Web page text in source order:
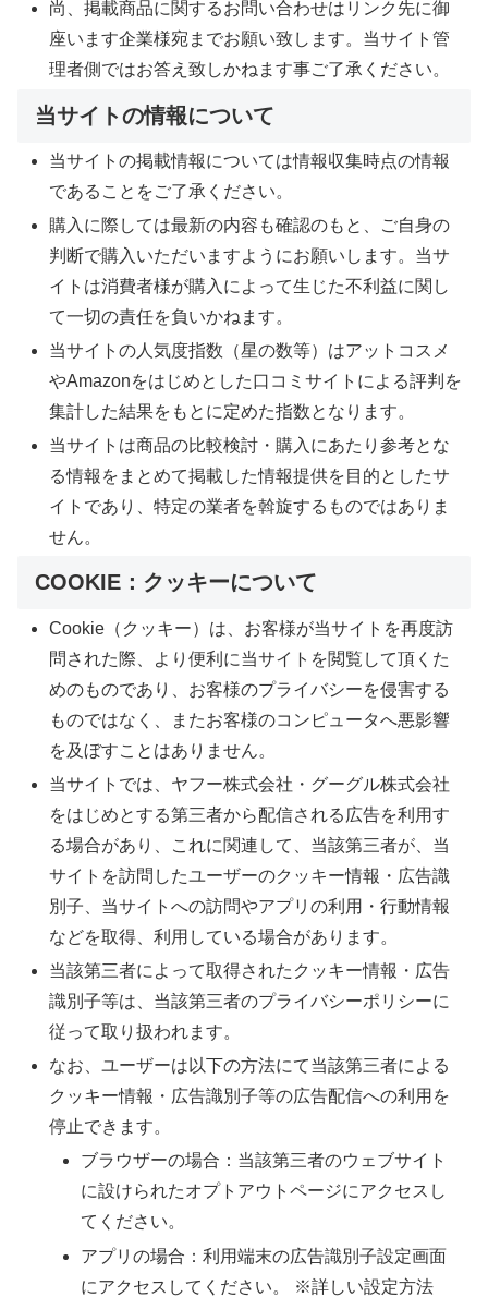
尚、掲載商品に関するお問い合わせはリンク先に御
座います企業様宛までお願い致します。当サイト管
理者側ではお答え致しかねます事ご了承ください。
当サイトの情報について
当サイトの掲載情報については情報収集時点の情報
であることをご了承ください。
購入に際しては最新の内容も確認のもと、ご自身の
判断で購入いただいますようにお願いします。当サ
イトは消費者様が購入によって生じた不利益に関し
て一切の責任を負いかねます。
当サイトの人気度指数（星の数等）はアットコスメ
やAmazonをはじめとした口コミサイトによる評判を
集計した結果をもとに定めた指数となります。
当サイトは商品の比較検討・購入にあたり参考とな
る情報をまとめて掲載した情報提供を目的としたサ
イトであり、特定の業者を斡旋するものではありま
せん。
COOKIE：クッキーについて
Cookie（クッキー）は、お客様が当サイトを再度訪
問された際、より便利に当サイトを閲覧して頂くた
めのものであり、お客様のプライバシーを侵害する
ものではなく、またお客様のコンピュータへ悪影響
を及ぼすことはありません。
当サイトでは、ヤフー株式会社・グーグル株式会社
をはじめとする第三者から配信される広告を利用す
る場合があり、これに関連して、当該第三者が、当
サイトを訪問したユーザーのクッキー情報・広告識
別子、当サイトへの訪問やアプリの利用・行動情報
などを取得、利用している場合があります。
当該第三者によって取得されたクッキー情報・広告
識別子等は、当該第三者のプライバシーポリシーに
従って取り扱われます。
なお、ユーザーは以下の方法にて当該第三者による
クッキー情報・広告識別子等の広告配信への利用を
停止できます。
ブラウザーの場合：当該第三者のウェブサイト
に設けられたオプトアウトページにアクセスし
てください。
アプリの場合：利用端末の広告識別子設定画面
にアクセスしてください。 ※詳しい設定方法